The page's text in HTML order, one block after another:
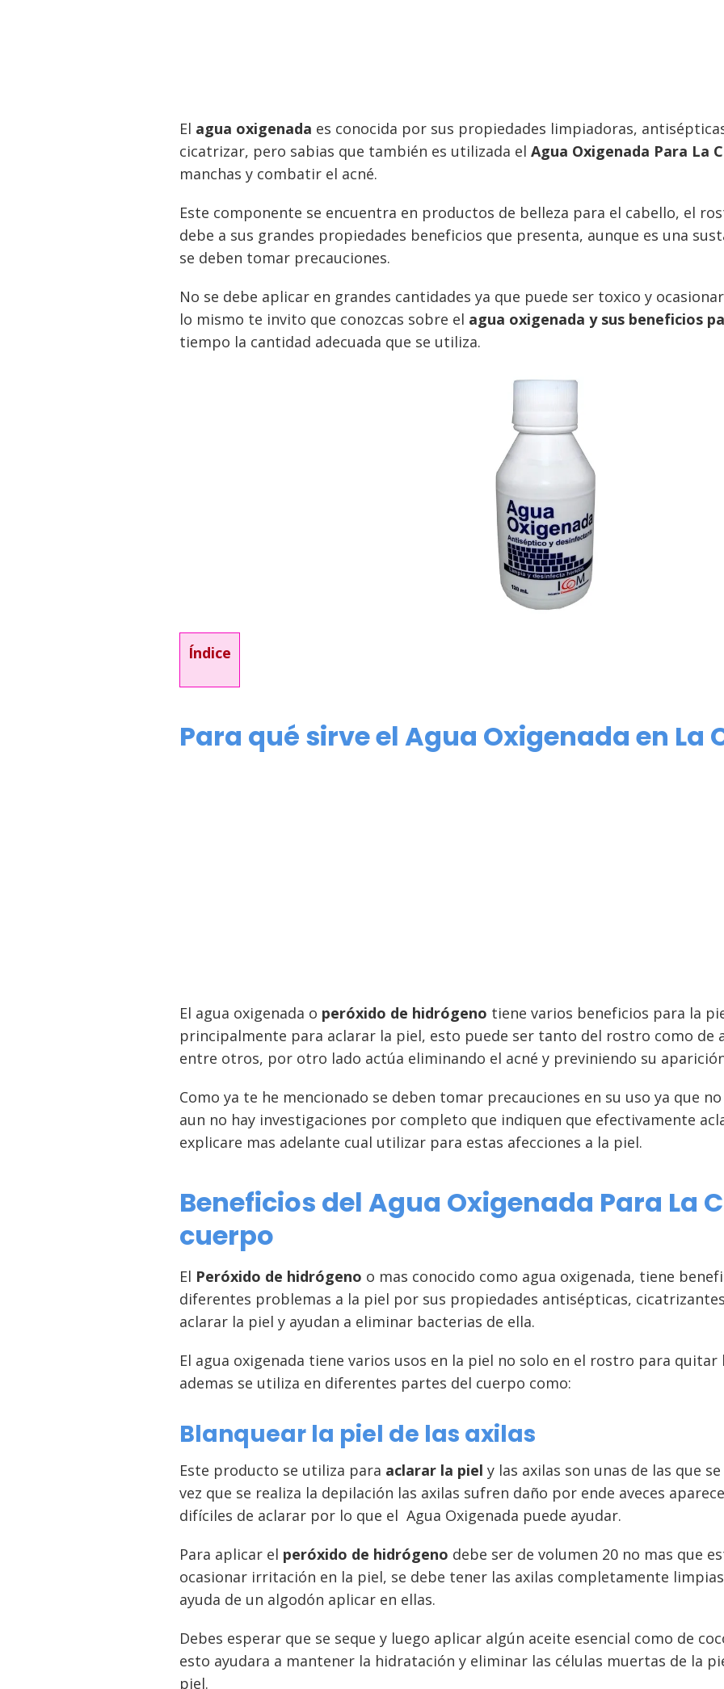
El agua oxigenada es conocida por sus propiedades limpiadoras,
cicatrizar, pero sabias que también es utilizada el Agua Oxigenada Para La
manchas y combatir el acné.
Este componente se encuentra en productos de belleza para el cabello, el
debe a sus grandes propiedades beneficios que presenta, aunque es una
se deben tomar precauciones.
No se debe aplicar en grandes cantidades ya que puede ser toxico y
lo mismo te invito que conozcas sobre el agua oxigenada y sus beneficios
tiempo la cantidad adecuada que se utiliza.
Índice
Para qué sirve el Agua Oxigenada en La
El agua oxigenada o peróxido de hidrógeno tiene varios beneficios para la
principalmente para aclarar la piel, esto puede ser tanto del rostro como de
entre otros, por otro lado actúa eliminando el acné y previniendo su
Como ya te he mencionado se deben tomar precauciones en su uso ya que
aun no hay investigaciones por completo que indiquen que efectivamente
explicare mas adelante cual utilizar para estas afecciones a la piel.
Beneficios del Agua Oxigenada Para La
cuerpo
El Peróxido de hidrógeno o mas conocido como agua oxigenada, tiene
diferentes problemas a la piel por sus propiedades antisépticas,
aclarar la piel y ayudan a eliminar bacterias de ella.
El agua oxigenada tiene varios usos en la piel no solo en el rostro para quitar
ademas se utiliza en diferentes partes del cuerpo como:
Blanquear la piel de las axilas
Este producto se utiliza para aclarar la piel y las axilas son unas de las que
vez que se realiza la depilación las axilas sufren daño por ende aveces
difíciles de aclarar por lo que el Agua Oxigenada puede ayudar.
Para aplicar el peróxido de hidrógeno debe ser de volumen 20 no mas que
ocasionar irritación en la piel, se debe tener las axilas completamente
ayuda de un algodón aplicar en ellas.
Debes esperar que se seque y luego aplicar algún aceite esencial como de
esto ayudara a mantener la hidratación y eliminar las células muertas de la
piel.